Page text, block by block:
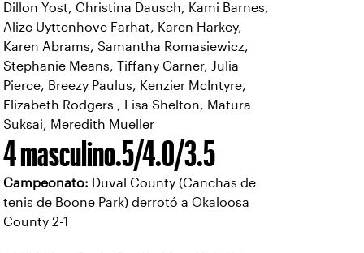
Dillon Yost, Christina Dausch, Kami Barnes,
Alize Uyttenhove Farhat, Karen Harkey,
Karen Abrams, Samantha Romasiewicz,
Stephanie Means, Tiffany Garner, Julia
Pierce, Breezy Paulus, Kenzier McIntyre,
Elizabeth Rodgers , Lisa Shelton, Matura
Suksai, Meredith Mueller
4 masculino.5/4.0/3.5
Campeonato: Duval County (Canchas de
tenis de Boone Park) derrotó a Okaloosa
County 2-1